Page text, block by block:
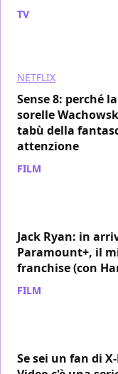
TV
NETFLIX
Sense 8: perché
sorelle
tabù della
attenzione
FILM
Jack Ryan: in
Paramount+, il
franchise (con
FILM
Se sei un fan di